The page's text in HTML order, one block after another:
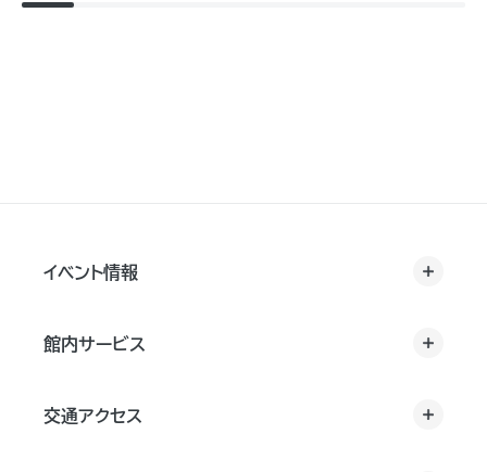
イベント情報
館内サービス
交通アクセス